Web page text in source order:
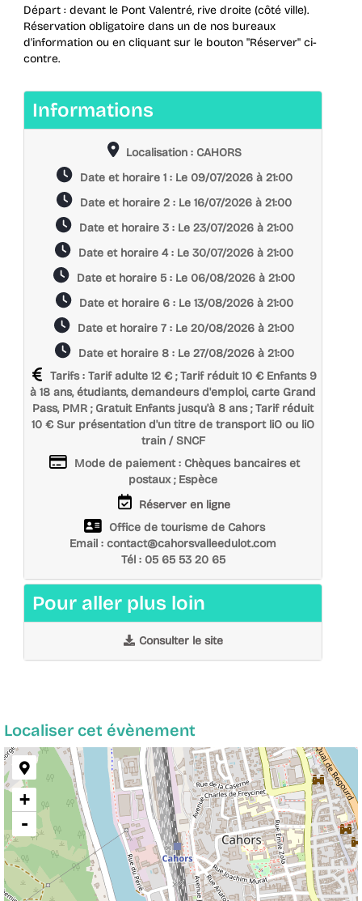
Départ : devant le Pont Valentré, rive droite (côté ville).
Réservation obligatoire dans un de nos bureaux
d'information ou en cliquant sur le bouton "Réserver" ci-
contre.
Informations
Localisation
Localisation : CAHORS
Date
horaire
Date et horaire 1 : Le 09/07/2026 à 21:00
Date
horaire
Date et horaire 2 : Le 16/07/2026 à 21:00
Date
horaire
Date et horaire 3 : Le 23/07/2026 à 21:00
Date
horaire
Date et horaire 4 : Le 30/07/2026 à 21:00
Date
horaire
Date et horaire 5 : Le 06/08/2026 à 21:00
Date
horaire
Date et horaire 6 : Le 13/08/2026 à 21:00
Date
horaire
Date et horaire 7 : Le 20/08/2026 à 21:00
Date
horaire
Date et horaire 8 : Le 27/08/2026 à 21:00
Tarifs
Tarifs : Tarif adulte 12 € ; Tarif réduit 10 € Enfants 9
à 18 ans, étudiants, demandeurs d'emploi, carte Grand
Pass, PMR ; Gratuit Enfants jusqu'à 8 ans ; Tarif réduit
10 € Sur présentation d'un titre de transport liO ou liO
train / SNCF
Mode
paiement
Mode de paiement : Chèques bancaires et
postaux ; Espèce
Réservation
Réserver en ligne
Contact
Office de tourisme de Cahors
Email : contact@cahorsvalleedulot.com
Tél : 05 65 53 20 65
Pour aller plus loin
Consulter le site
Localiser cet évènement
+
-